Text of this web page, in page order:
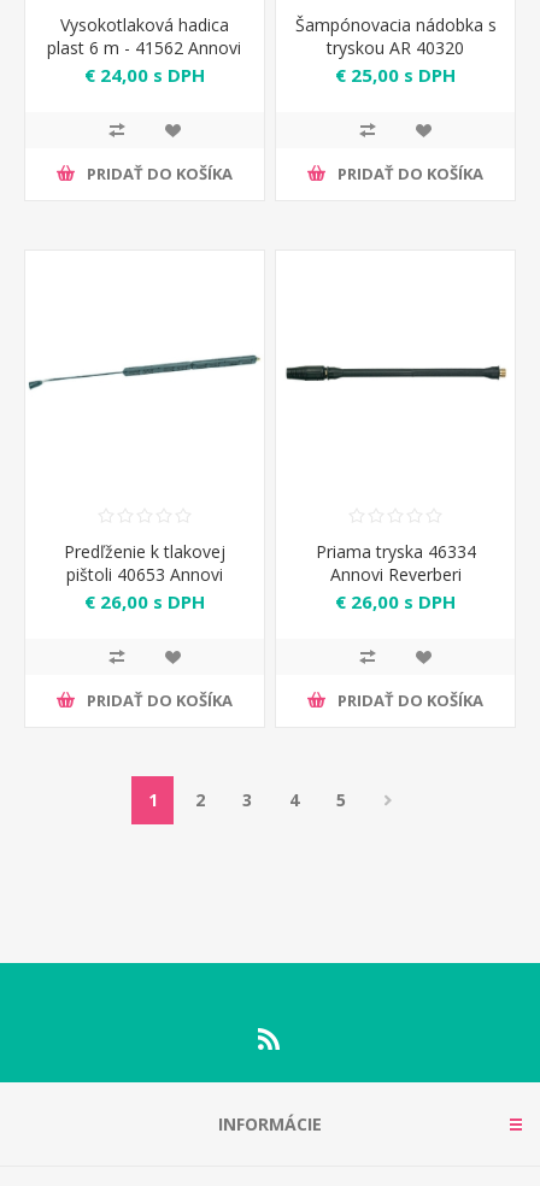
Vysokotlaková hadica
plast 6 m - 41562 Annovi
Reverberi
€ 24,00 s DPH
PRIDAŤ DO KOŠÍKA
Šampónovacia nádobka s
tryskou AR 40320
€ 25,00 s DPH
PRIDAŤ DO KOŠÍKA
Predľženie k tlakovej
pištoli 40653 Annovi
Reverberi
€ 26,00 s DPH
PRIDAŤ DO KOŠÍKA
Priama tryska 46334
Annovi Reverberi
€ 26,00 s DPH
PRIDAŤ DO KOŠÍKA
1 2 3 4 5
INFORMÁCIE